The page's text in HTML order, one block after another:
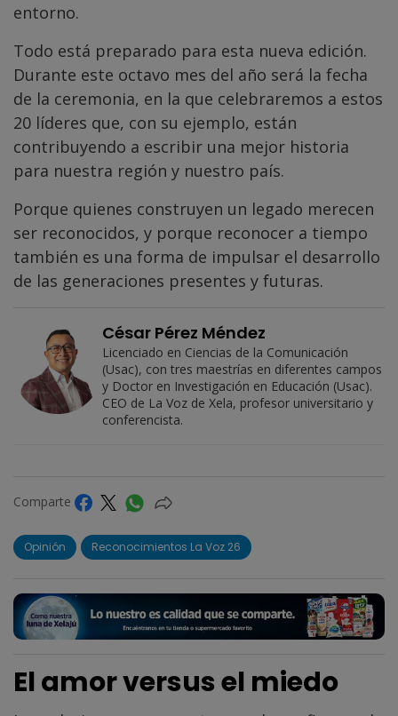
entorno.
Todo está preparado para esta nueva edición.
Durante este octavo mes del año será la fecha
de la ceremonia, en la que celebraremos a estos
20 líderes que, con su ejemplo, están
contribuyendo a escribir una mejor historia
para nuestra región y nuestro país.
Porque quienes construyen un legado merecen
ser reconocidos, y porque reconocer a tiempo
también es una forma de impulsar el desarrollo
de las generaciones presentes y futuras.
César Pérez Méndez
Licenciado en Ciencias de la Comunicación
(Usac), con tres maestrías en diferentes campos
y Doctor en Investigación en Educación (Usac).
CEO de La Voz de Xela, profesor universitario y
conferencista.
Comparte
Opinión Reconocimientos La Voz 26
El amor versus el miedo